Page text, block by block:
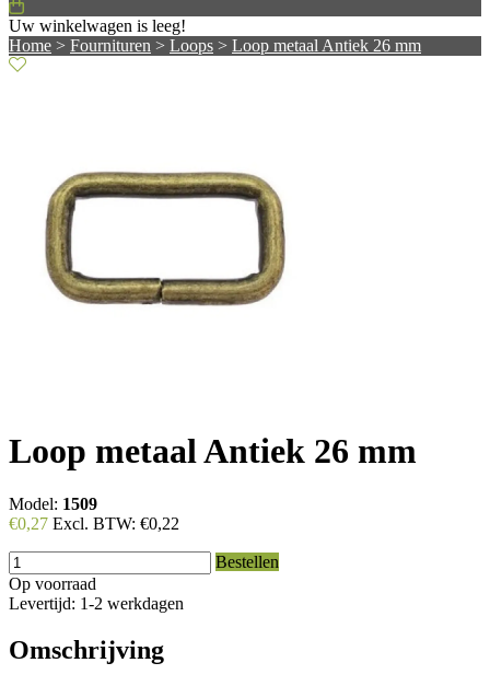
Uw winkelwagen is leeg!
Home > Fournituren > Loops > Loop metaal Antiek 26 mm
Loop metaal Antiek 26 mm
Model: 1509
€0,27 Excl. BTW: €0,22
Bestellen
Op voorraad
Levertijd: 1-2 werkdagen
Omschrijving